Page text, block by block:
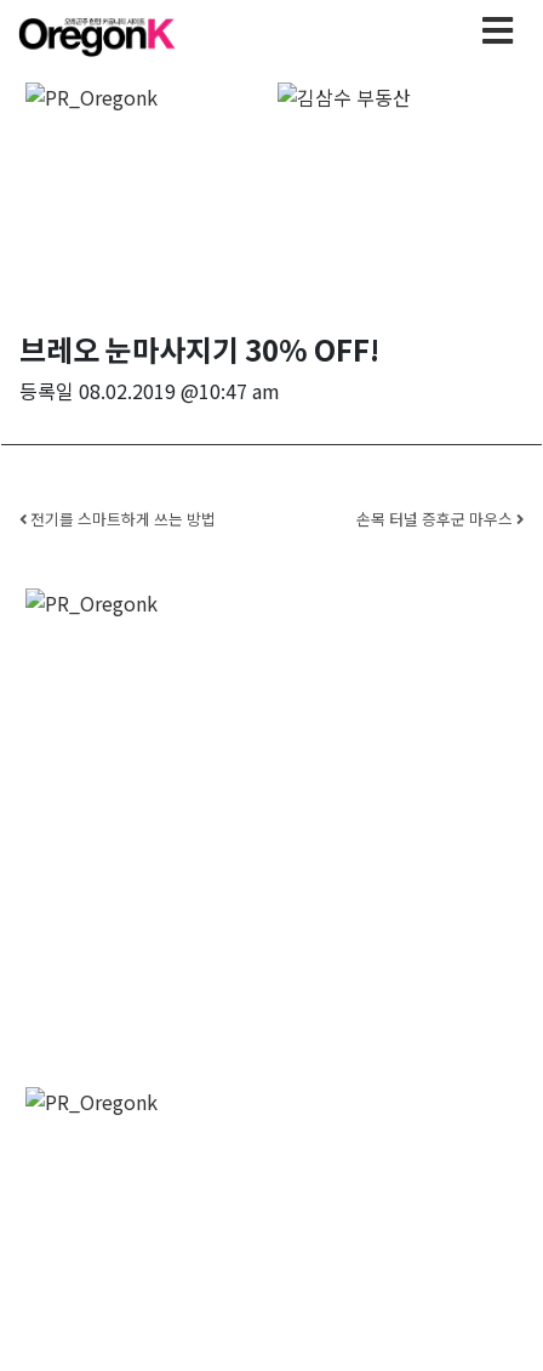
브레오 눈마사지기 30% OFF!
등록일 08.02.2019 @10:47 am
Post navigation
전기를 스마트하게 쓰는 방법 손목 터널 증후군 마우스